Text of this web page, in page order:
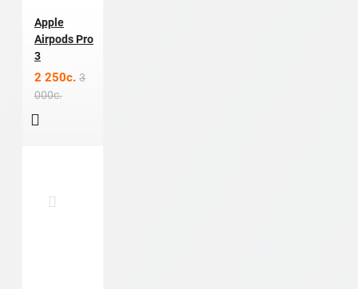
Apple
Airpods Pro
3
2 250c. 3
000c.